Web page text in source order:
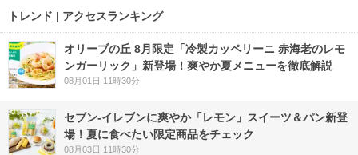
トレンド | アクセスランキング
オリーブの丘 8月限定「冷製カッペリーニ 赤海老のレモ
ンガーリック」新登場！爽やか夏メニューを徹底解説
08月01日 11時30分
セブン‐イレブンに爽やか「レモン」スイーツ＆パン新登
場！夏に食べたい限定商品をチェック
08月03日 11時30分